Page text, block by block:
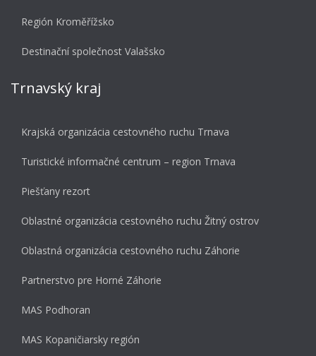
Región Kroměřížsko
Destinační společnost Valašsko
Trnavský kraj
Krajská organizácia cestovného ruchu Trnava
Turistické informačné centrum – region Trnava
Piešťany rezort
Oblastné organizácia cestovného ruchu Žitný ostrov
Oblastná organizácia cestovného ruchu Záhorie
Partnerstvo pre Horné Záhorie
MAS Podhoran
MAS Kopaničiarsky región